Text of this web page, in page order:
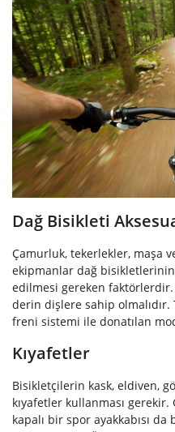
Dağ Bisikleti
Çamurluk, tekerlekler, maşa
ekipmanlar dağ
edilmesi gereken
derin dişlere sahip
freni sistemi ile donatılan
Kıyafetler
Bisikletçilerin kask, eldiven,
kıyafetler kullanması
kapalı bir spor ayakkabısı